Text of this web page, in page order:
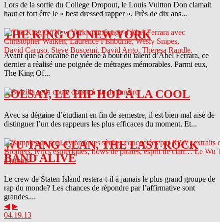
Lors de la sortie du College Dropout, le Louis Vuitton Don clamait
haut et fort être le « best dressed rapper ». Près de dix ans...
THE KING OF NEW YORK
Avant que la cocaïne ne vienne à bout du talent d’Abel Ferrara, ce
dernier a réalisé une poignée de métrages mémorables. Parmi eux,
The King Of...
SOLSAY, LE HIP HOP À LA COOL
Avec sa dégaine d’étudiant en fin de semestre, il est bien mal aisé de
distinguer l’un des rappeurs les plus efficaces du moment. Et...
WU TANG CLAN, THE LAST ROCK
BAND ALIVE
Le crew de Staten Island restera-t-il à jamais le plus grand groupe de
rap du monde? Les chances de répondre par l’affirmative sont
grandes....
◀ ▶
04.19.13